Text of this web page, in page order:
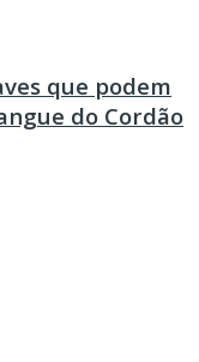
que podem
do Cordão